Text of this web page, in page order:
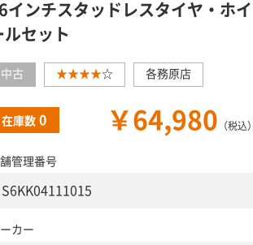
インチスタッドレスタイヤ・ホイ
ルセット
中古 ★★★★☆ 各務原店
在庫数 0 ￥64,980 （税込）
管理番号
S6KK04111015
カー